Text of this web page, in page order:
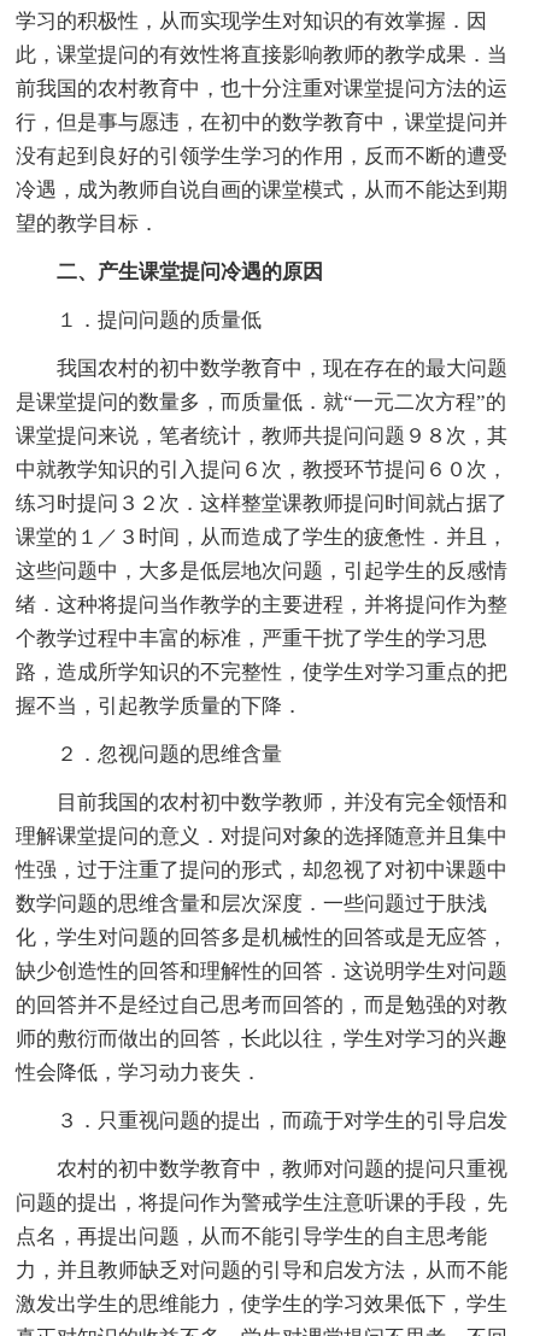
学习的积极性，从而实现学生对知识的有效掌握．因
此，课堂提问的有效性将直接影响教师的教学成果．当
前我国的农村教育中，也十分注重对课堂提问方法的运
行，但是事与愿违，在初中的数学教育中，课堂提问并
没有起到良好的引领学生学习的作用，反而不断的遭受
冷遇，成为教师自说自画的课堂模式，从而不能达到期
望的教学目标．
二、产生课堂提问冷遇的原因
１．提问问题的质量低
我国农村的初中数学教育中，现在存在的最大问题
是课堂提问的数量多，而质量低．就“一元二次方程”的
课堂提问来说，笔者统计，教师共提问问题９８次，其
中就教学知识的引入提问６次，教授环节提问６０次，
练习时提问３２次．这样整堂课教师提问时间就占据了
课堂的１／３时间，从而造成了学生的疲惫性．并且，
这些问题中，大多是低层地次问题，引起学生的反感情
绪．这种将提问当作教学的主要进程，并将提问作为整
个教学过程中丰富的标准，严重干扰了学生的学习思
路，造成所学知识的不完整性，使学生对学习重点的把
握不当，引起教学质量的下降．
２．忽视问题的思维含量
目前我国的农村初中数学教师，并没有完全领悟和
理解课堂提问的意义．对提问对象的选择随意并且集中
性强，过于注重了提问的形式，却忽视了对初中课题中
数学问题的思维含量和层次深度．一些问题过于肤浅
化，学生对问题的回答多是机械性的回答或是无应答，
缺少创造性的回答和理解性的回答．这说明学生对问题
的回答并不是经过自己思考而回答的，而是勉强的对教
师的敷衍而做出的回答，长此以往，学生对学习的兴趣
性会降低，学习动力丧失．
３．只重视问题的提出，而疏于对学生的引导启发
农村的初中数学教育中，教师对问题的提问只重视
问题的提出，将提问作为警戒学生注意听课的手段，先
点名，再提出问题，从而不能引导学生的自主思考能
力，并且教师缺乏对问题的引导和启发方法，从而不能
激发出学生的思维能力，使学生的学习效果低下，学生